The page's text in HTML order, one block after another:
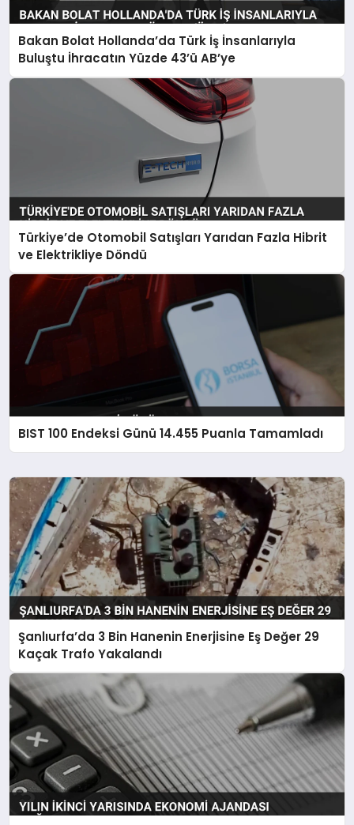
Bakan Bolat Hollanda’da Türk İş İnsanlarıyla
Buluştu İhracatın Yüzde 43’ü AB’ye
Türkiye’de Otomobil Satışları Yarıdan Fazla Hibrit
ve Elektrikliye Döndü
BIST 100 Endeksi Günü 14.455 Puanla Tamamladı
Şanlıurfa’da 3 Bin Hanenin Enerjisine Eş Değer 29
Kaçak Trafo Yakalandı